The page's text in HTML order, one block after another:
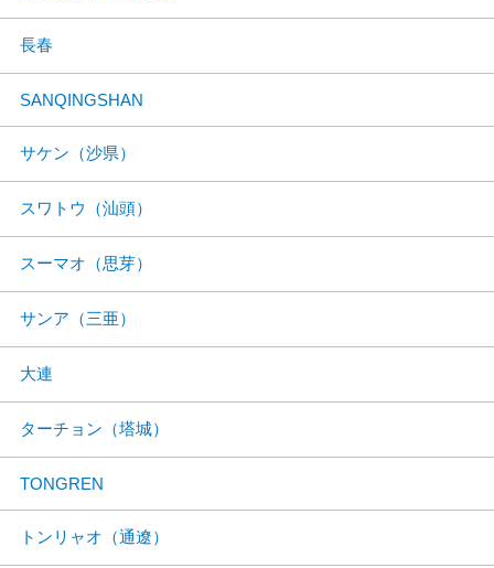
長春
SANQINGSHAN
サケン（沙県）
スワトウ（汕頭）
スーマオ（思芽）
サンア（三亜）
大連
ターチョン（塔城）
TONGREN
トンリャオ（通遼）